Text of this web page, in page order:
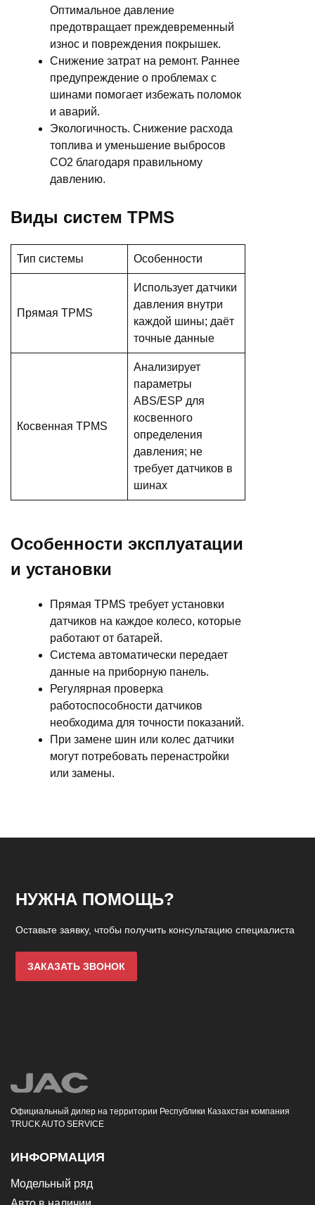
Оптимальное давление
предотвращает преждевременный
износ и повреждения покрышек.
Снижение затрат на ремонт. Раннее
предупреждение о проблемах с
шинами помогает избежать поломок
и аварий.
Экологичность. Снижение расхода
топлива и уменьшение выбросов
CO2 благодаря правильному
давлению.
Виды систем TPMS
Тип системы Особенности
Прямая TPMS
Использует датчики
давления внутри
каждой шины; даёт
точные данные
Косвенная TPMS
Анализирует
параметры
ABS/ESP для
косвенного
определения
давления; не
требует датчиков в
шинах
Особенности эксплуатации
и установки
Прямая TPMS требует установки
датчиков на каждое колесо, которые
работают от батарей.
Система автоматически передает
данные на приборную панель.
Регулярная проверка
работоспособности датчиков
необходима для точности показаний.
При замене шин или колес датчики
могут потребовать перенастройки
или замены.
НУЖНА ПОМОЩЬ?
Оставьте заявку, чтобы получить консультацию специалиста
ЗАКАЗАТЬ ЗВОНОК
Официальный дилер на территории Республики Казахстан компания
TRUCK AUTO SERVICE
ИНФОРМАЦИЯ
Модельный ряд